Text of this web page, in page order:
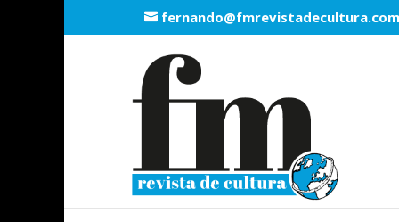
fernando@fmrevistadecultura.com